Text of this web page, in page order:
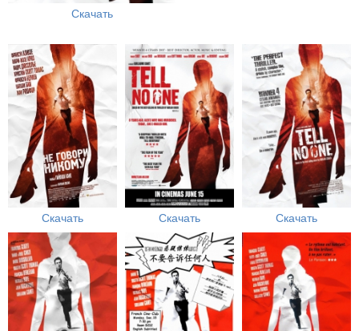
Скачать
Скачать Скачать Скачать